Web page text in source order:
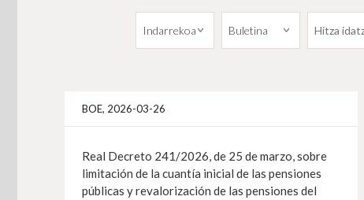
BOE, 2026-03-26
Real Decreto 241/2026, de 25 de marzo, sobre
limitación de la cuantía inicial de las pensiones
públicas y revalorización de las pensiones del